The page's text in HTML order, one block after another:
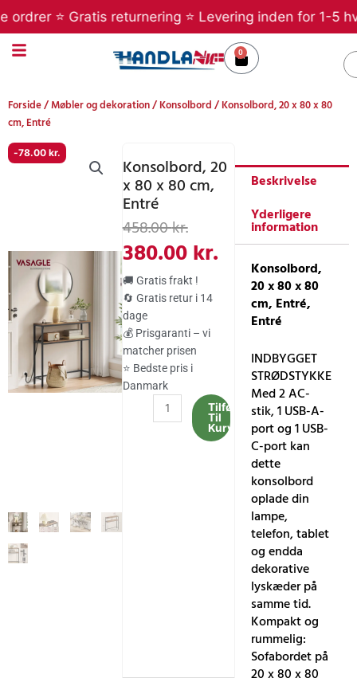
til
indholdet
⭐ Gratis returnering ⭐ Levering inden for 1-5
0
Kurv
Forside/Møbler og dekoration/Konsolbord/ Konsolbord, 20 x 80 x 80
cm, Entré
-78.00 kr.
Konsolbord, 20
x 80 x 80 cm,
Entré
458.00kr.Den
oprindelige
pris
var:
458.00 kr..
380.00kr.
Den
aktuelle
pris
380.00 kr..
🚚 Gratis frakt !
🔄 Gratis retur i 14
dage
💰 Prisgaranti – vi
matcher prisen
⭐ Bedste pris i
Danmark
Konsolbord,
Tilføj
Til
Kurv
Beskrivelse
Yderligere
information
Konsolbord,
20 x 80 x 80
cm, Entré,
Entré
INDBYGGET
STRØDSTYKKE
Med 2 AC-
stik, 1 USB-A-
port og 1 USB-
C-port kan
dette
konsolbord
oplade din
lampe,
telefon, tablet
og endda
dekorative
lyskæder på
samme tid.
Kompakt og
rummelig:
Sofabordet på